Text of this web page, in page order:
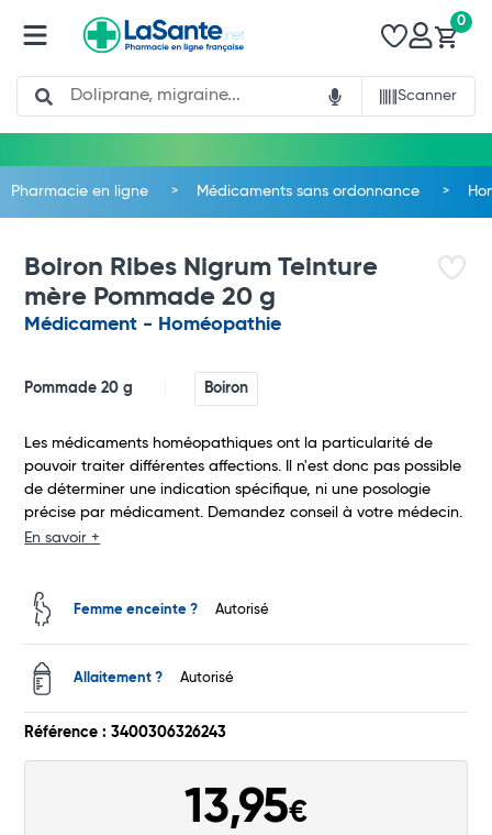
Search
Scanner
0
Total
Commander
Pharmacie en ligne Médicaments sans ordonnance
Boiron Ribes Nigrum Teinture
mère Pommade 20 g
Médicament - Homéopathie
Pommade 20 g Boiron
Les médicaments homéopathiques ont la particularité de
pouvoir traiter différentes affections. Il n'est donc pas possible
de déterminer une indication spécifique, ni une posologie
précise par médicament. Demandez conseil à votre médecin.
En savoir +
Femme enceinte ? Autorisé
Allaitement ? Autorisé
Référence : 3400306326243
13,95€